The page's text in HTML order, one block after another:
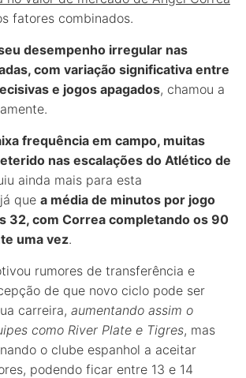
fatores combinados.
desempenho irregular nas
com variação significativa entre
e jogos apagados, chamou a
frequência em campo, muitas
nas escalações do Atlético de
ainda mais para esta
que a média de minutos por jogo
32, com Correa completando os 90
uma vez.
rumores de transferência e
de que novo ciclo pode ser
carreira, aumentando assim o
como River Plate e Tigres, mas
o clube espanhol a aceitar
podendo ficar entre 13 e 14